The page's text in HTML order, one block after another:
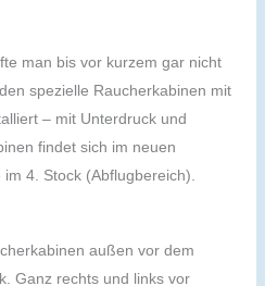
man bis vor kurzem gar nicht
spezielle Raucherkabinen mit
– mit Unterdruck und
findet sich im neuen
4. Stock (Abflugbereich).
außen vor dem
Ganz rechts und links vor